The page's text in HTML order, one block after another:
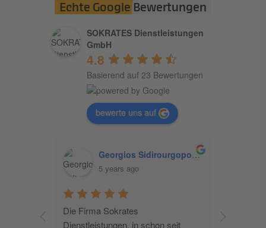
Echte Google Bewertungen
SOKRATES Dienstleistungen
GmbH
4.8
Basierend auf 23 Bewertungen
bewerte uns auf
Georgios Sidirourgopoulos
5 years ago
Die Firma Sokrates
Dienstleistungen, in schon seit